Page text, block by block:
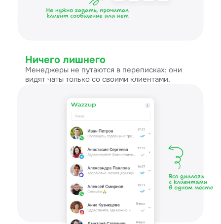
Ничего лишнего
Менеджеры не путаются в переписках: они
видят чаты только со своими клиентами.